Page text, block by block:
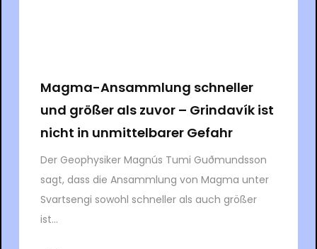
Magma-Ansammlung schneller
und größer als zuvor – Grindavík ist
nicht in unmittelbarer Gefahr
Der Geophysiker Magnús Tumi Guðmundsson
sagt, dass die Ansammlung von Magma unter
Svartsengi sowohl schneller als auch größer
ist...